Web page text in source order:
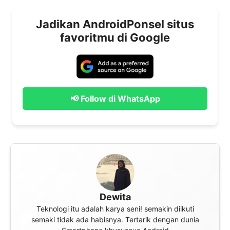
Jadikan AndroidPonsel situs
favoritmu di Google
📢 Follow di WhatsApp
Dewita
Teknologi itu adalah karya seni! semakin diikuti
semaki tidak ada habisnya. Tertarik dengan dunia